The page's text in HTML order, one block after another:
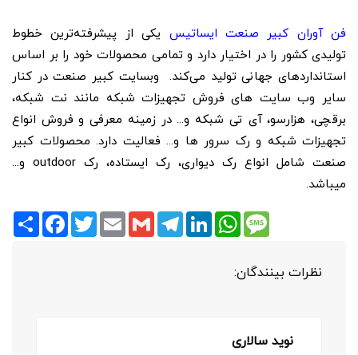
فن آوران کبیر صنعت ایساتیس یکی از پیشرفته‌‌ترین خطوط
تولیدی کشور را در اختیار دارد و تمامی محصولات خود را بر اساس
استاندارد‌های جهانی تولید می‌کند. وبسایت کبیر صنعت در کنار
سایر وب سایت های فروش تجهیزات شبکه مانند نت شبکه،
برقچی، هزارسو، آی تی شبکه و... در زمینه معرفی و فروش انواع
تجهیزات شبکه و رک سرور ها و... فعالیت دارد. محصولات کبیر
صنعت شامل انواع رک دیواری، رک ایستاده، رک outdoor و...
میباشد.
Share
FacebookTwitter Email Gmail
TelegramLinkedInWhatsAppMessage
نظرات بینندگان:
نوید سالاری